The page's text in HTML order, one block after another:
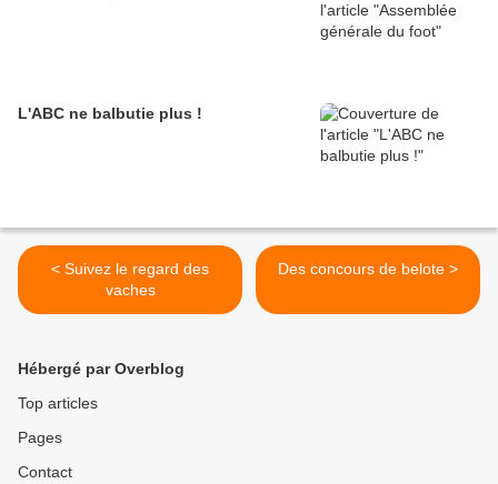
L'ABC ne balbutie plus !
< Suivez le regard des
vaches
Des concours de belote >
Hébergé par Overblog
Top articles
Pages
Contact